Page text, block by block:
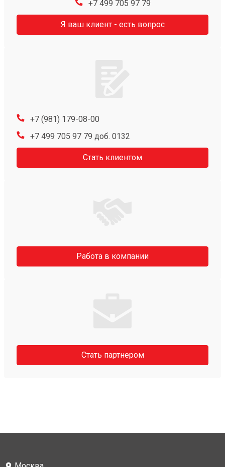
+7 499 705 97 79
Я ваш клиент - есть вопрос
+7 (981) 179-08-00
+7 499 705 97 79 доб. 0132
Стать клиентом
Работа в компании
Стать партнером